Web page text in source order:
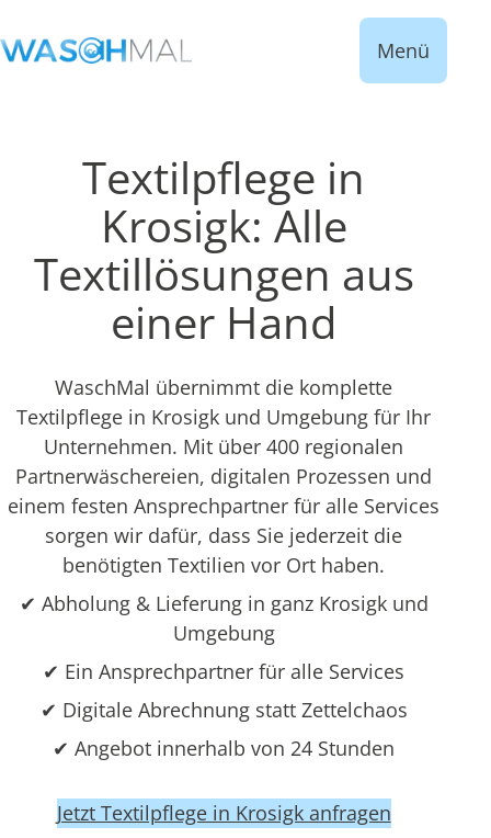
Menü
Textilpflege in
Krosigk: Alle
Textillösungen aus
einer Hand
WaschMal übernimmt die komplette
Textilpflege in Krosigk und Umgebung für Ihr
Unternehmen. Mit über 400 regionalen
Partnerwäschereien, digitalen Prozessen und
einem festen Ansprechpartner für alle Services
sorgen wir dafür, dass Sie jederzeit die
benötigten Textilien vor Ort haben.
✔ Abholung & Lieferung in ganz Krosigk und
Umgebung
✔ Ein Ansprechpartner für alle Services
✔ Digitale Abrechnung statt Zettelchaos
✔ Angebot innerhalb von 24 Stunden
Jetzt Textilpflege in Krosigk anfragen